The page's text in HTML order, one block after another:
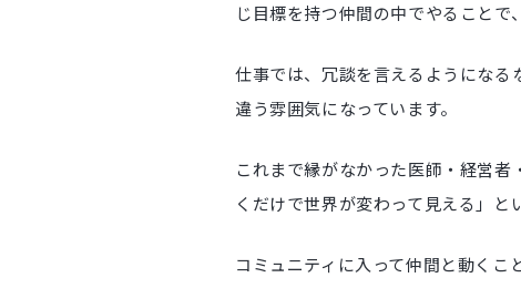
じ目標を持つ仲間の中でやることで
仕事では、冗談を言えるようにな
違う雰囲気になっています。
これまで縁がなかった医師・経営
くだけで世界が変わって見える」と
コミュニティに入って仲間と動く